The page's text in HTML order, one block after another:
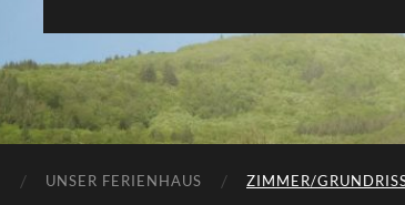
UNSER FERIENHAUS ZIMMER/